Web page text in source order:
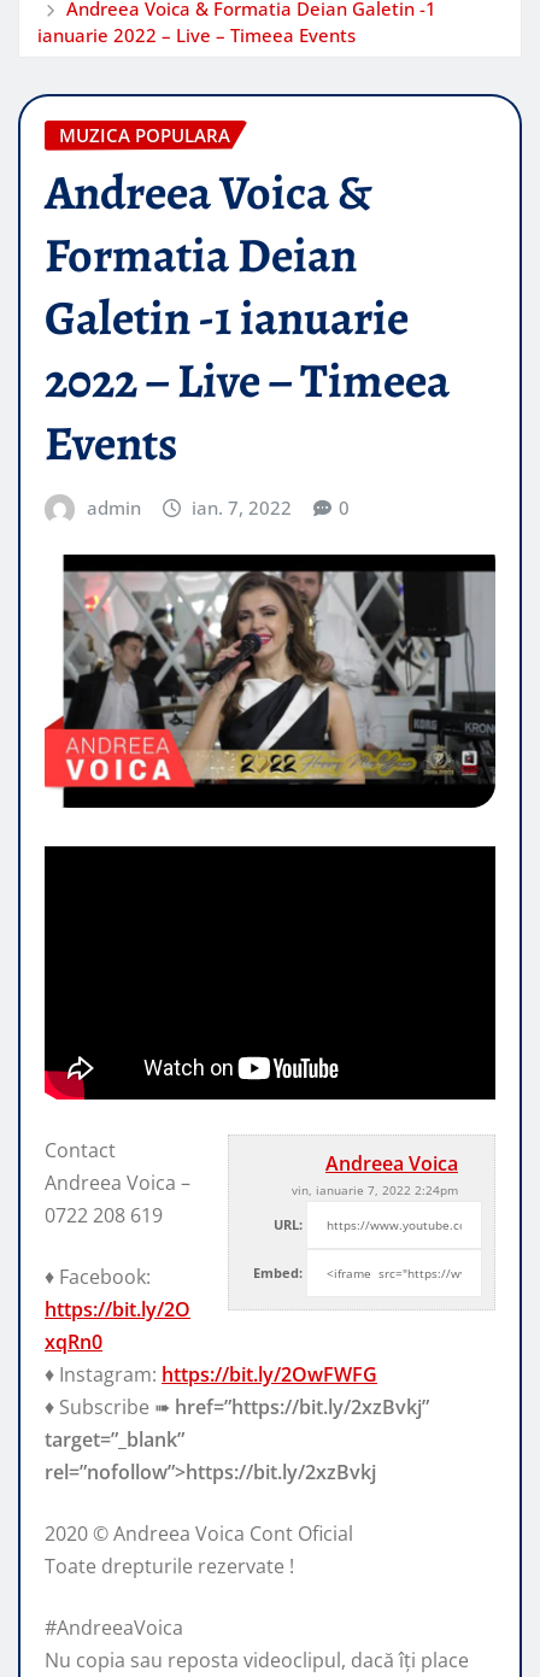
Andreea Voica & Formatia Deian Galetin -1
ianuarie 2022 – Live – Timeea Events
MUZICA POPULARA
Andreea Voica &
Formatia Deian
Galetin -1 ianuarie
2022 – Live – Timeea
Events
admin ian. 7, 2022 0
Andreea Voica
vin, ianuarie 7, 2022 2:24pm
URL:
Embed:
Contact
Andreea Voica –
0722 208 619
♦️ Facebook:
https://bit.ly/2O
xqRn0
♦️ Instagram: https://bit.ly/2OwFWFG
♦️ Subscribe ➠ href=”https://bit.ly/2xzBvkj”
target=”_blank”
rel=”nofollow”>https://bit.ly/2xzBvkj
2020 ©️ Andreea Voica Cont Oficial
Toate drepturile rezervate !
#AndreeaVoica
Nu copia sau reposta videoclipul, dacă îți place